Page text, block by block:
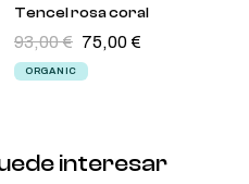
Tencel rosa coral
93,00€ 75,00€
ORGANIC
interesar